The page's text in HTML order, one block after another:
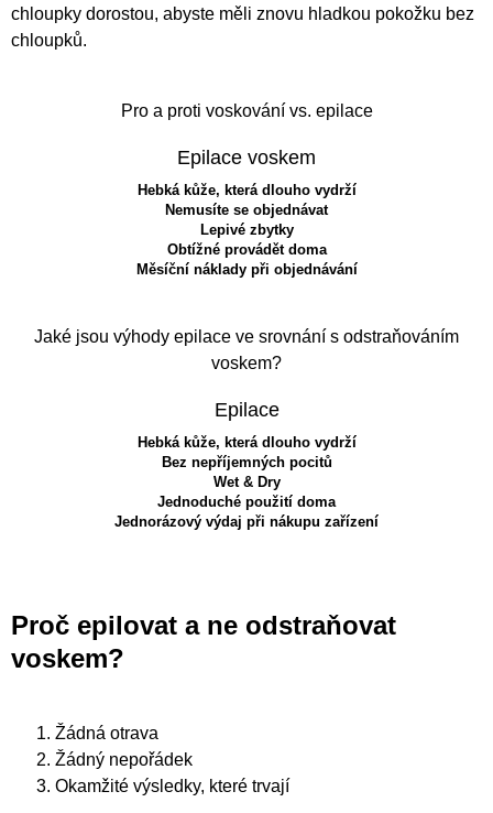
chloupky dorostou, abyste měli znovu hladkou pokožku bez
chloupků.
Pro a proti voskování vs. epilace
Epilace voskem
Hebká kůže, která dlouho vydrží
Nemusíte se objednávat
Lepivé zbytky
Obtížné provádět doma
Měsíční náklady při objednávání
Jaké jsou výhody epilace ve srovnání s odstraňováním
voskem?
Epilace
Hebká kůže, která dlouho vydrží
Bez nepříjemných pocitů
Wet & Dry
Jednoduché použití doma
Jednorázový výdaj při nákupu zařízení
Proč epilovat a ne odstraňovat
voskem?
Žádná otrava
Žádný nepořádek
Okamžité výsledky, které trvají